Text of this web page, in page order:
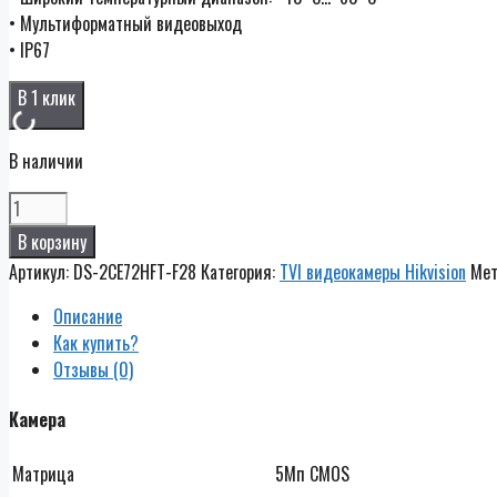
• Мультиформатный видеовыход
• IP67
В 1 клик
В наличии
Количество
DS-
2CE72HFT-
F28
В корзину
Артикул: DS-2CE72HFT-F28 Категория: TVI видеокамеры Hikvision
Описание
Как купить?
Отзывы (0)
Камера
Матрица
5Мп CMOS